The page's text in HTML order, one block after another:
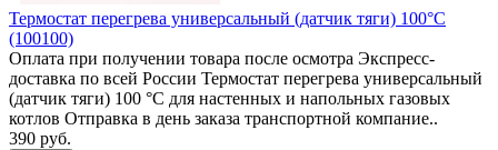
Термостат перегрева универсальный (датчик тяги) 100°C
(100100)
Оплата при получении товара после осмотра Экспресс-
доставка по всей России Термостат перегрева универсальный
(датчик тяги) 100 °C для настенных и напольных газовых
котлов Отправка в день заказа транспортной компание..
390 руб.